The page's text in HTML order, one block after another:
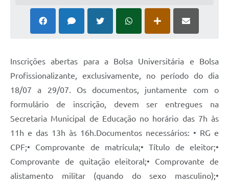
Inscrições abertas para a Bolsa Universitária e Bolsa
Profissionalizante, exclusivamente, no período do dia
18/07 a 29/07. Os documentos, juntamente com o
formulário de inscrição, devem ser entregues na
Secretaria Municipal de Educação no horário das 7h às
11h e das 13h às 16h.Documentos necessários: • RG e
CPF;• Comprovante de matrícula;• Título de eleitor;•
Comprovante de quitação eleitoral;• Comprovante de
alistamento militar (quando do sexo masculino);•